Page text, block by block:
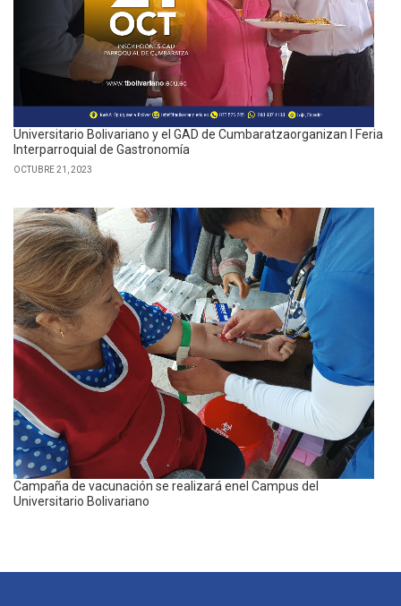
Universitario Bolivariano y el GAD de Cumbaratzaorganizan I Feria
Interparroquial de Gastronomía
OCTUBRE 21, 2023
Campaña de vacunación se realizará enel Campus del
Universitario Bolivariano